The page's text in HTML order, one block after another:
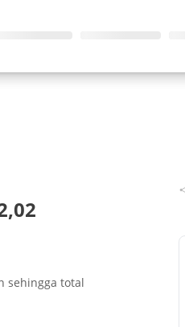
sehingga total